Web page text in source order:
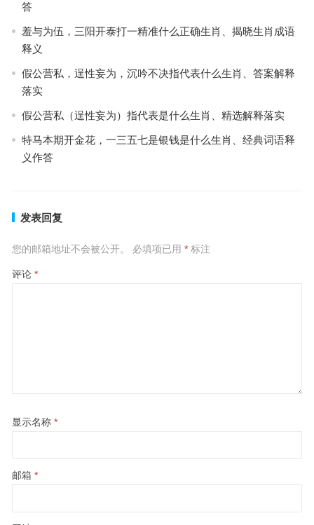
答
羞与为伍，三阳开泰打一精准什么正确生肖、揭晓生肖成语
释义
假公营私，逞性妄为，沉吟不决指代表什么生肖、答案解释
落实
假公营私（逞性妄为）指代表是什么生肖、精选解释落实
特马本期开金花，一三五七是银钱是什么生肖、经典词语释
义作答
发表回复
您的邮箱地址不会被公开。 必填项已用 *标注
评论 *
显示名称 *
邮箱 *